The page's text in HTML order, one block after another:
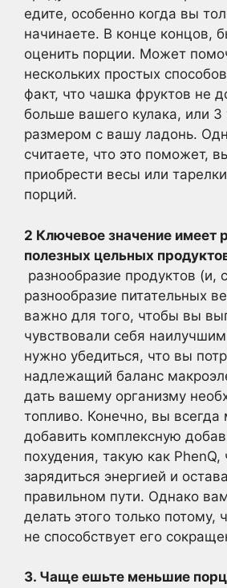
едите, особенно когда вы
начинаете. В конце концов,
оценить порции. Может
нескольких простых
факт, что чашка фруктов не
больше вашего кулака, или 3
размером с вашу ладонь.
считаете, что это поможет,
приобрести весы или
порций.
2 Ключевое значение имеет
полезных цельных
разнообразие продуктов (и,
разнообразие питательных
важно для того, чтобы вы
чувствовали себя
нужно убедиться, что вы
надлежащий баланс
дать вашему организму
топливо. Конечно, вы всегда
добавить комплексную
похудения, такую как PhenQ,
зарядиться энергией и
правильном пути. Однако
делать этого только потому,
не способствует его
3. Чаще ешьте меньшие